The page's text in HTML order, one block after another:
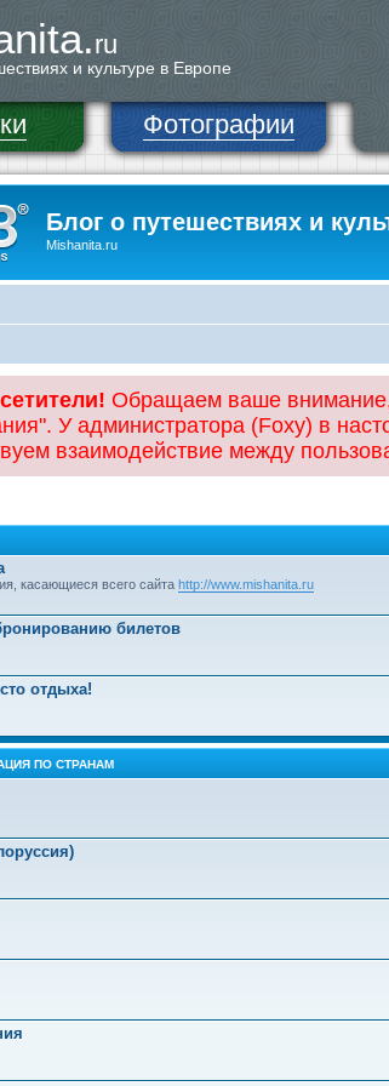
ru
и культуре в Европе
Фотографии
Блог о путешествиях и
Mishanita.ru
Обращаем ваше
У администратора (Foxy) в
взаимодействие между
касающиеся всего сайта http://www.mishanita.ru
билетов
отдыха!
ПО СТРАНАМ